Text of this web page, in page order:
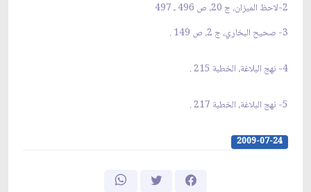
2-لاحظ الميزان، ج 20، ص 496 ـ 497
3- صحيح البخاري، ج 2، ص 149 .
4- نهج البلاغة، الخطبة 215 .
5- نهج البلاغة، الخطبة 217 .
2009-07-24